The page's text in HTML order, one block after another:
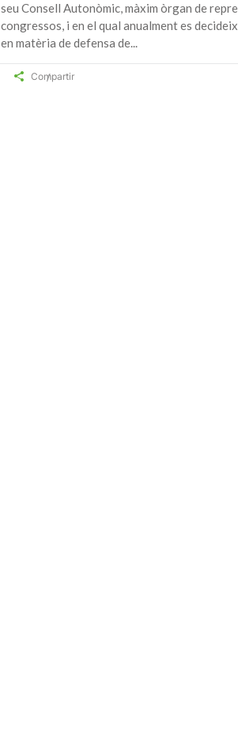
seu Consell Autonòmic, màxim òrgan de
congressos, i en el qual anualment es
en matèria de defensa de
Compartir